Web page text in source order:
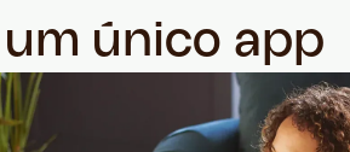
único app